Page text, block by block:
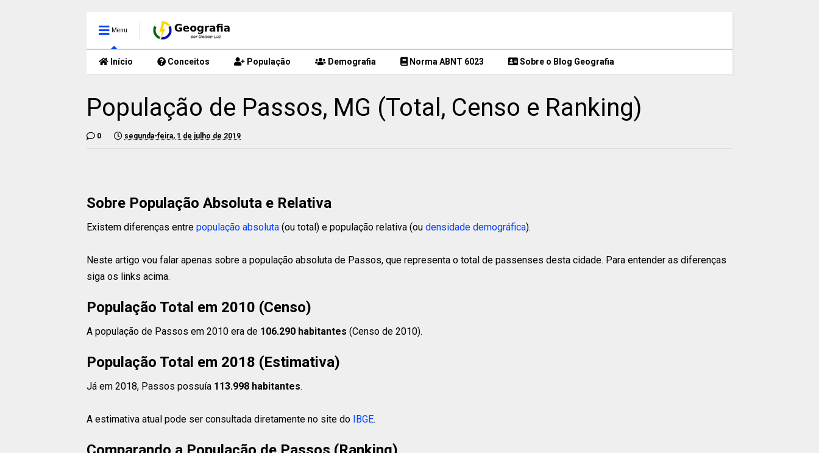
Menu
Início Conceitos População Demografia Norma ABNT 6023 Sobre o Blog Geografia
População de Passos, MG (Total, Censo e Ranking)
0 segunda-feira, 1 de julho de 2019
Sobre População Absoluta e Relativa
Existem diferenças entre população absoluta (ou total) e população relativa (ou densidade demográfica).
Neste artigo vou falar apenas sobre a população absoluta de Passos, que representa o total de passenses desta cidade. Para entender as diferenças
siga os links acima.
População Total em 2010 (Censo)
A população de Passos em 2010 era de 106.290 habitantes (Censo de 2010).
População Total em 2018 (Estimativa)
Já em 2018, Passos possuía 113.998 habitantes.
A estimativa atual pode ser consultada diretamente no site do IBGE.